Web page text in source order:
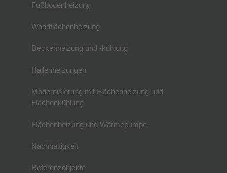
Fußbodenheizung
Wandflächenheizung
Deckenheizung und -kühlung
Hallenheizungen
Modernisierung mit Flächenheizung und
Flächenkühlung
Flächenheizung und Wärmepumpe
Nachhaltigkeit
Referenzobjekte